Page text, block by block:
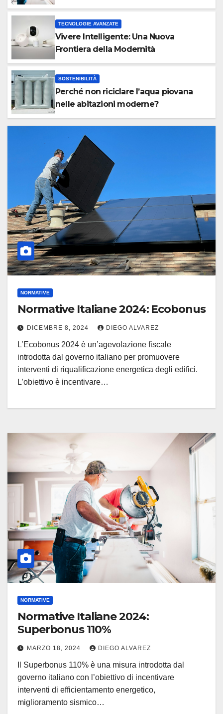
TECNOLOGIE AVANZATE
Vivere Intelligente: Una Nuova
Frontiera della Modernità
SOSTENIBILITÀ
Perché non riciclare l’aqua piovana
nelle abitazioni moderne?
NORMATIVE
Normative Italiane 2024: Ecobonus
DICEMBRE 8, 2024 DIEGO ALVAREZ
L’Ecobonus 2024 è un’agevolazione fiscale
introdotta dal governo italiano per promuovere
interventi di riqualificazione energetica degli edifici.
L’obiettivo è incentivare…
NORMATIVE
Normative Italiane 2024:
Superbonus 110%
MARZO 18, 2024 DIEGO ALVAREZ
Il Superbonus 110% è una misura introdotta dal
governo italiano con l’obiettivo di incentivare
interventi di efficientamento energetico,
miglioramento sismico…